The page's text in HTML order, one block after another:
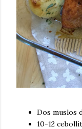
Dos muslos
10-12